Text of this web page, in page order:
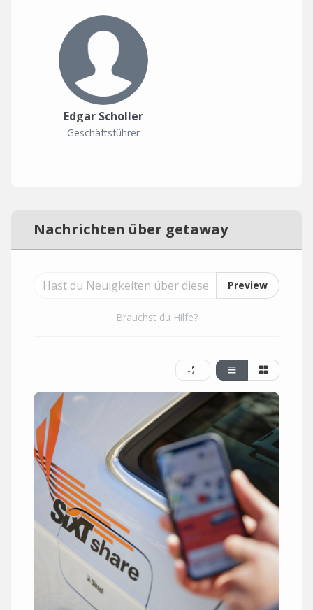
Edgar Scholler
Geschäftsführer
Nachrichten über getaway
Preview
Brauchst du Hilfe?